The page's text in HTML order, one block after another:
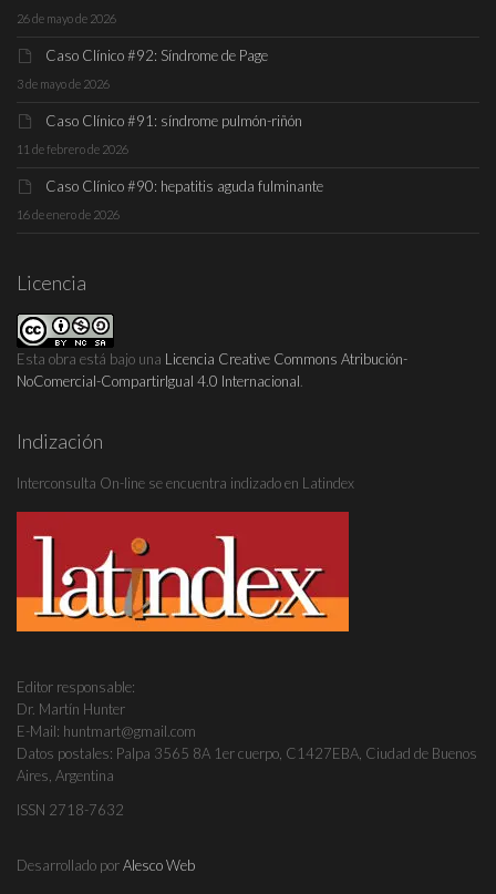
26 de mayo de 2026
Caso Clínico #92: Síndrome de Page
3 de mayo de 2026
Caso Clínico #91: síndrome pulmón-riñón
11 de febrero de 2026
Caso Clínico #90: hepatitis aguda fulminante
16 de enero de 2026
Licencia
Esta obra está bajo una Licencia Creative Commons Atribución-
NoComercial-CompartirIgual 4.0 Internacional
Indización
Interconsulta On-line se encuentra indizado en Latindex
Editor responsable:
Dr. Martín Hunter
E-Mail: huntmart@gmail.com
Datos postales: Palpa 3565 8A 1er cuerpo, C1427EBA, Ciudad de Buenos
Aires, Argentina
ISSN 2718-7632
Desarrollado porAlesco Web